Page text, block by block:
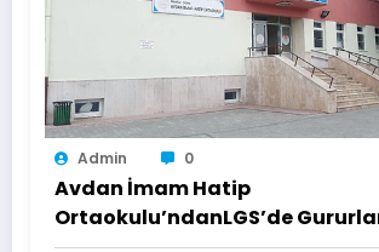
Admin 0
Avdan İmam Hatip
Ortaokulu’ndanLGS’de